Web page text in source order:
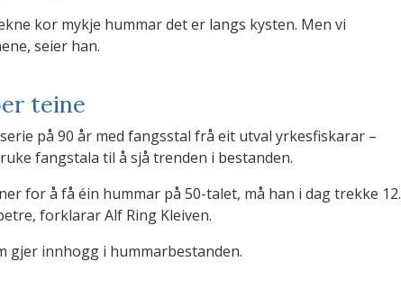
kor mykje hummar det er langs kysten. Men vi
seier han.
teine
på 90 år med fangsstal frå eit utval yrkesfiskarar –
fangstala til å sjå trenden i bestanden.
for å få éin hummar på 50-talet, må han i dag trekke 12.
forklarar Alf Ring Kleiven.
gjer innhogg i hummarbestanden.